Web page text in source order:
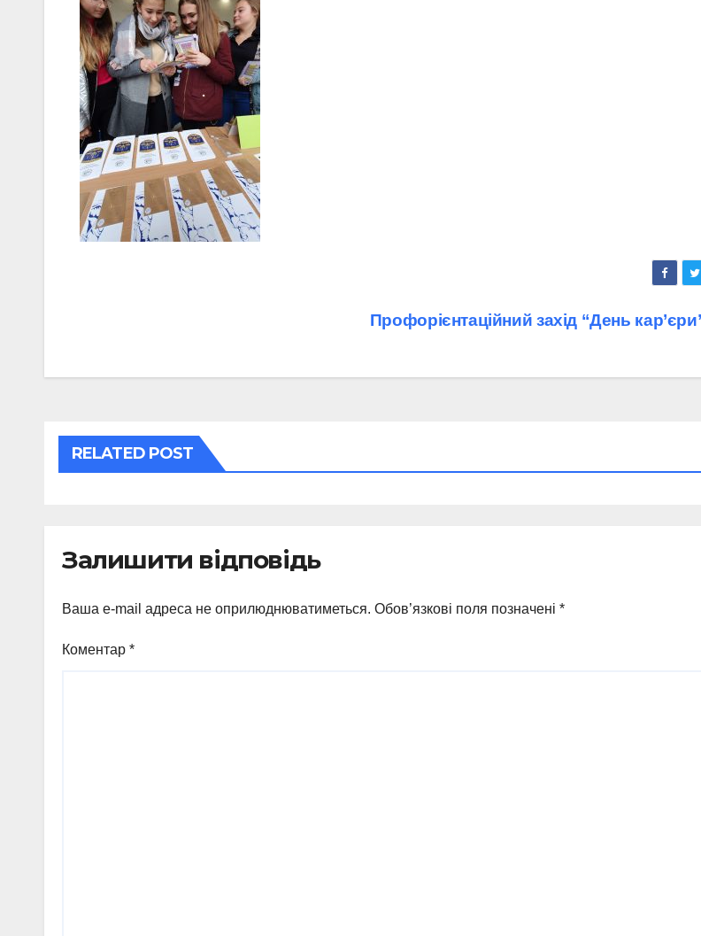
Профорієнтаційний захід “День
RELATED POST
Залишити відповідь
Ваша e-mail адреса не оприлюднюватиметься. Обов’язкові поля позначені *
Коментар *